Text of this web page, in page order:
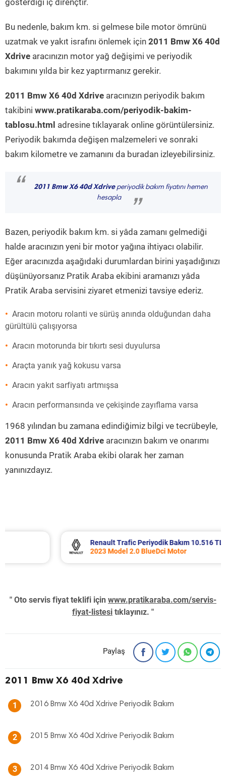
gösterdiği iç dirençtir.
Bu nedenle, bakım km. si gelmese bile motor ömrünü
uzatmak ve yakıt israfını önlemek için 2011 Bmw X6 40d
Xdrive aracınızın motor yağ değişimi ve periyodik
bakımını yılda bir kez yaptırmanız gerekir.
2011 Bmw X6 40d Xdrive aracınızın periyodik bakım
takibini www.pratikaraba.com/periyodik-bakim-
tablosu.html adresine tıklayarak online görüntülersiniz.
Periyodik bakımda değişen malzemeleri ve sonraki
bakım kilometre ve zamanını da buradan izleyebilirsiniz.
“ 2011 Bmw X6 40d Xdriveperiyodik bakım fiyatını hemen
hesapla
”
Bazen, periyodik bakım km. si yâda zamanı gelmediği
halde aracınızın yeni bir motor yağına ihtiyacı olabilir.
Eğer aracınızda aşağıdaki durumlardan birini yaşadığınızı
düşünüyorsanız Pratik Araba ekibini aramanızı yâda
Pratik Araba servisini ziyaret etmenizi tavsiye ederiz.
Aracın motoru rolanti ve sürüş anında olduğundan daha
gürültülü çalışıyorsa
Aracın motorunda bir tıkırtı sesi duyulursa
Araçta yanık yağ kokusu varsa
Aracın yakıt sarfiyatı artmışsa
Aracın performansında ve çekişinde zayıflama varsa
1968 yılından bu zamana edindiğimiz bilgi ve tecrübeyle,
2011 Bmw X6 40d Xdrive aracınızın bakım ve onarımı
konusunda Pratik Araba ekibi olarak her zaman
yanınızdayız.
Renault Trafic Periyodik Bakım 10.516 TL
2023 Model 2.0 BlueDci Motor
" Oto servis fiyat teklifi için www.pratikaraba.com/servis-
fiyat-listesi tıklayınız. "
Paylaş
2011 Bmw X6 40d Xdrive
1 2016 Bmw X6 40d Xdrive Periyodik Bakım
2 2015 Bmw X6 40d Xdrive Periyodik Bakım
3 2014 Bmw X6 40d Xdrive Periyodik Bakım